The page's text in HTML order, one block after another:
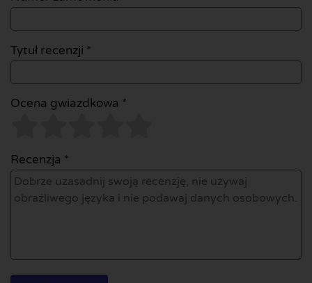
Tytuł recenzji *
Ocena gwiazdkowa *
Recenzja *